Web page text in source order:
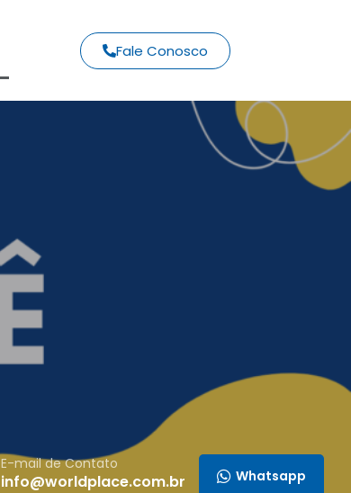
Fale Conosco
E-mail de Contato
info@worldplace.com.br Whatsapp